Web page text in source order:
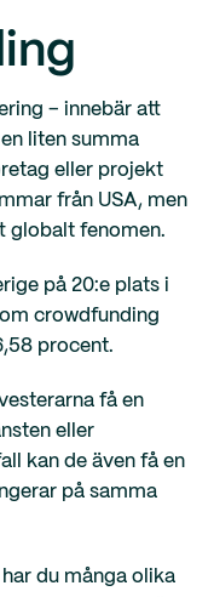
– innebär att
liten summa
eller projekt
från USA, men
globalt fenomen.
på 20:e plats i
crowdfunding
procent.
få en
eller
kan de även få en
på samma
du många olika